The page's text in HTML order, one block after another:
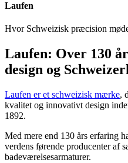
Laufen
Hvor Schweizisk præcision
Laufen: Over 130
design og
Laufen er et schweizisk mærke,
kvalitet og innovativt design
1892.
Med mere end 130 års erfaring
verdens førende producenter af
badeværelsesarmaturer.